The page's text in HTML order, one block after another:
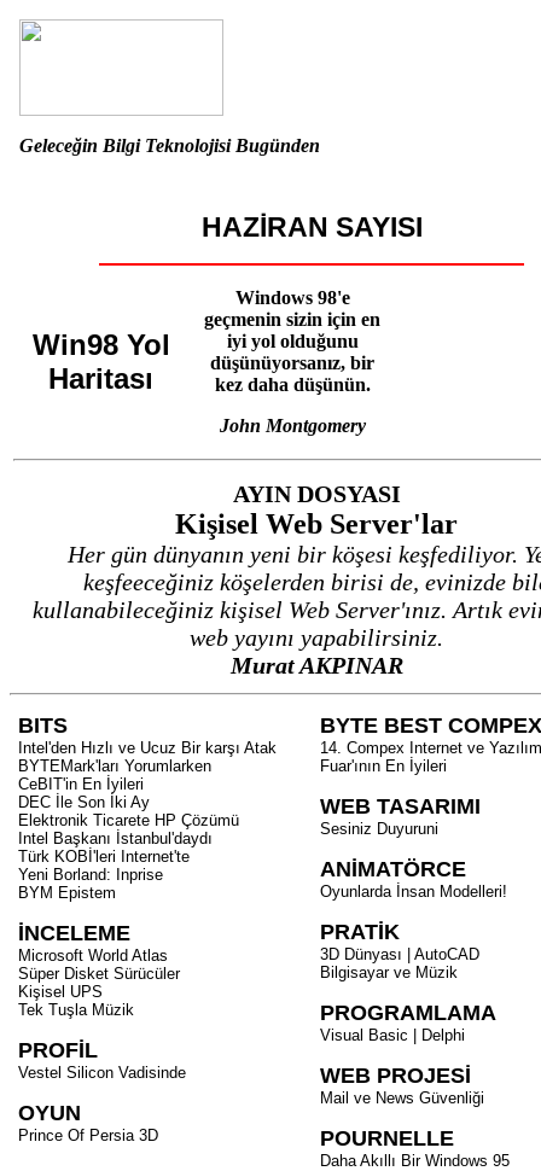
Geleceğin Bilgi Teknolojisi Bugünden
HAZİRAN SAYISI
Win98 Yol
Haritası
Windows 98'e
geçmenin sizin için en
iyi yol olduğunu
düşünüyorsanız, bir
kez daha düşünün.
John Montgomery
AYIN DOSYASI
Kişisel Web Server'lar
Her gün dünyanın yeni bir köşesi keşfediliyor.
keşfeeceğiniz köşelerden birisi de, evinizde
kullanabileceğiniz kişisel Web Server'ınız. Artık
web yayını yapabilirsiniz.
Murat AKPINAR
BITS
Intel'den Hızlı ve Ucuz Bir karşı Atak
BYTEMark'ları Yorumlarken
CeBIT'in En İyileri
DEC İle Son İki Ay
Elektronik Ticarete HP Çözümü
Intel Başkanı İstanbul'daydı
Türk KOBİ'leri Internet'te
Yeni Borland: Inprise
BYM Epistem
İNCELEME
Microsoft World Atlas
Süper Disket Sürücüler
Kişisel UPS
Tek Tuşla Müzik
PROFİL
Vestel Silicon Vadisinde
OYUN
Prince Of Persia 3D
BYTE BEST COMPEX
14. Compex Internet ve Yazılım
Fuar'ının En İyileri
WEB TASARIMI
Sesiniz Duyuruni
ANİMATÖRCE
Oyunlarda İnsan Modelleri!
PRATİK
3D Dünyası | AutoCAD
Bilgisayar ve Müzik
PROGRAMLAMA
Visual Basic | Delphi
WEB PROJESİ
Mail ve News Güvenliği
POURNELLE
Daha Akıllı Bir Windows 95